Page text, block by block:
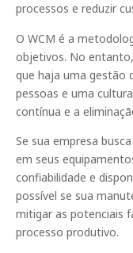
processos e reduzir
O WCM é a
objetivos. No
que haja uma gestão
pessoas e uma
contínua e a
Se sua empresa
em seus
confiabilidade e
possível se sua
mitigar as potenciais
processo produtivo.